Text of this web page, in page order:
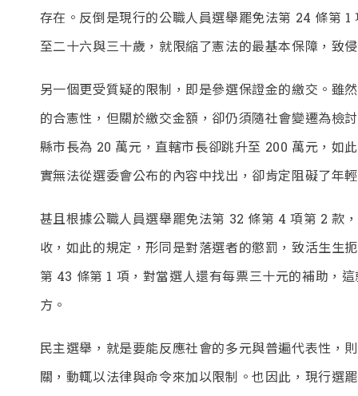
存在。反倒是現行的公職人員選舉罷免法第 24 條第
至二十六與三十歲，就限縮了憲法的最基本保障，致
另一個更受質疑的限制，即是參選保證金的繳交。雖
的合憲性，但關於繳交金額，卻仍須隨社會變遷為檢
縣市長為 20 萬元，直轄市長卻跳升至 200 萬元，如
實無法從選委會公布的內容中找出，卻肯定阻礙了年
甚且根據公職人員選舉罷免法第 32 條第 4 項第 2 款
收，如此的規定，形同是對落選者的懲罰，致活生生
第 43 條第 1 項，對當選人還有每票三十元的補助，
方。
民主選舉，就是要能反應社會的多元與普遍代表性，
關，動輒以法律與命令來加以限制。也因此，現行選